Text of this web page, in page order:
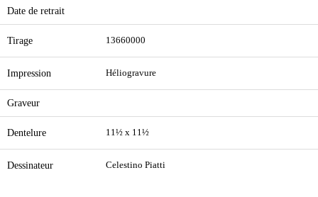
Date de retrait
Tirage 13660000
Impression Héliogravure
Graveur
Dentelure 11½ x 11½
Dessinateur Celestino Piatti